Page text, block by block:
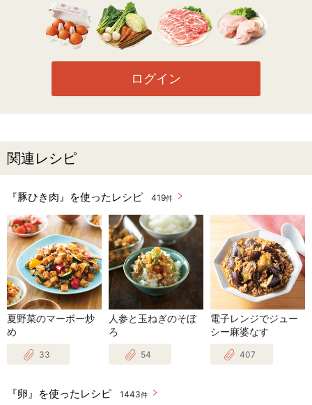
ログイン
関連レシピ
『豚ひき肉』を使ったレシピ 419件
夏野菜のマーボー炒
め
33
人参と玉ねぎのそぼ
ろ
54
電子レンジでジュー
シー麻婆なす
407
『卵』を使ったレシピ 1443件